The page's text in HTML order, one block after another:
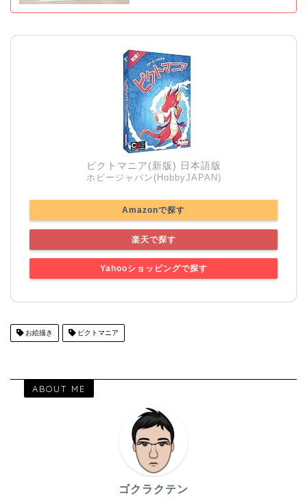
ピクトマニア(新版) 日本語版
ホビージャパン(HobbyJAPAN)
Amazonで探す
楽天で探す
Yahooショッピングで探す
お絵描き ピクトマニア
ABOUT ME
ゴクラクテン